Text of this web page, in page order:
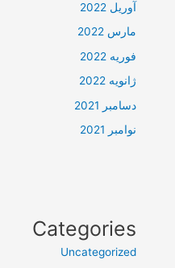
آوریل 2022
مارس 2022
فوریه 2022
ژانویه 2022
دسامبر 2021
نوامبر 2021
Categories
Uncategorized